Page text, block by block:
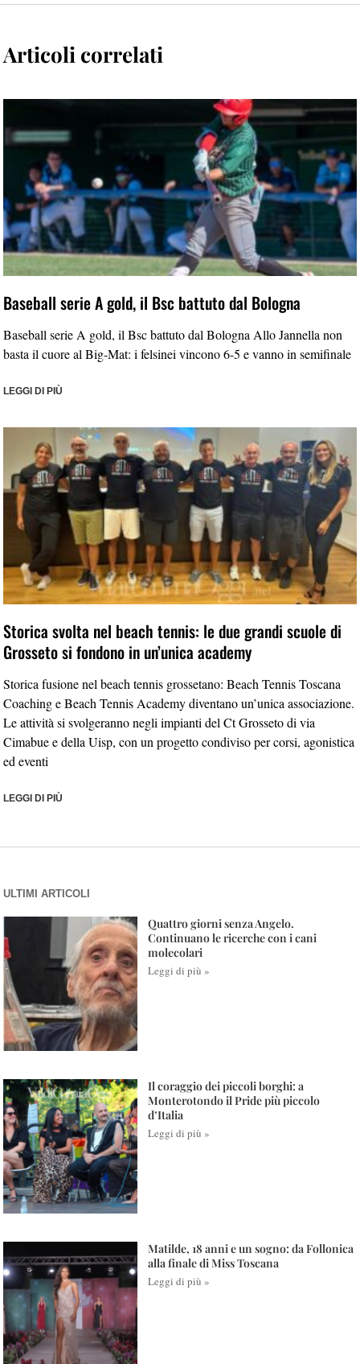
Articoli correlati
Baseball serie A gold, il Bsc battuto dal Bologna
Baseball serie A gold, il Bsc battuto dal Bologna Allo Jannella non
basta il cuore al Big-Mat: i felsinei vincono 6-5 e vanno in semifinale
LEGGI DI PIÙ
Storica svolta nel beach tennis: le due grandi scuole di
Grosseto si fondono in un’unica academy
Storica fusione nel beach tennis grossetano: Beach Tennis Toscana
Coaching e Beach Tennis Academy diventano un’unica associazione.
Le attività si svolgeranno negli impianti del Ct Grosseto di via
Cimabue e della Uisp, con un progetto condiviso per corsi, agonistica
ed eventi
LEGGI DI PIÙ
ULTIMI ARTICOLI
Quattro giorni senza Angelo.
Continuano le ricerche con i cani
molecolari
Leggi di più »
Il coraggio dei piccoli borghi: a
Monterotondo il Pride più piccolo
d’Italia
Leggi di più »
Matilde, 18 anni e un sogno: da Follonica
alla finale di Miss Toscana
Leggi di più »